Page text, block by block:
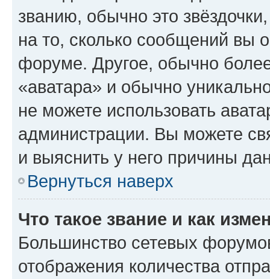
званию, обычно это
на то, сколько сообщений вы
форуме. Другое, обычно
«аватара» и обычно
не можете использовать
администрации. Вы можете
и выяснить у него причины
Вернуться наверх
Что такое звание и как
Большинство сетевых
отображения количества